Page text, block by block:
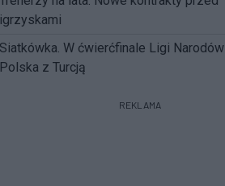
igrzyskami
Siatkówka. W ćwierćfinale Ligi Narodów
Polska z Turcją
REKLAMA